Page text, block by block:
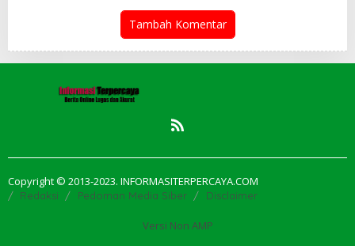
Tambah Komentar
Copyright © 2013-2023. INFORMASITERPERCAYA.COM
Redaksi Pedoman Media Siber Disclaimer
Versi Non AMP